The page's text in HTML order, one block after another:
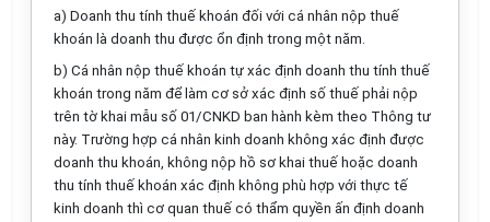
a) Doanh thu tính thuế khoán đối với cá nhân nộp thuế
khoán là doanh thu được ổn định trong một năm.
b) Cá nhân nộp thuế khoán tự xác định doanh thu tính thuế
khoán trong năm để làm cơ sở xác định số thuế phải nộp
trên tờ khai mẫu số 01/CNKD ban hành kèm theo Thông tư
này. Trường hợp cá nhân kinh doanh không xác định được
doanh thu khoán, không nộp hồ sơ khai thuế hoặc doanh
thu tính thuế khoán xác định không phù hợp với thực tế
kinh doanh thì cơ quan thuế có thẩm quyền ấn định doanh